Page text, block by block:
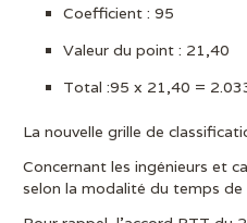
Coefficient : 95
Valeur du point : 21,40
Total :95 x 21,40 =
La nouvelle grille de
Concernant les ingénieurs et
selon la modalité du temps de